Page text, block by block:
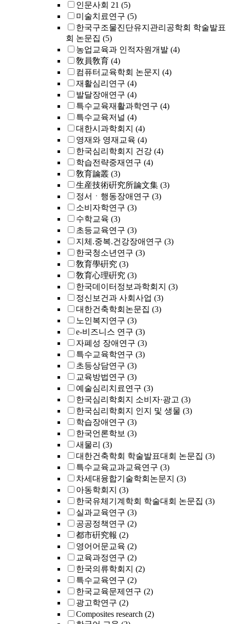
인문사회 21 (5)
미술치료연구 (5)
한국구조물진단유지관리공학회 학술발표
회 논문집 (5)
농업교육과 인적자원개발 (4)
敎員敎育 (4)
컴퓨터교육학회 논문지 (4)
재활심리연구 (4)
발달장애연구 (4)
특수교육재활과학연구 (4)
특수교육저널 (4)
대한시과학회지 (4)
영재와 영재교육 (4)
한국심리학회지 건강 (4)
학습전략중재연구 (4)
敎育論叢 (3)
生産技術硏究所論文集 (3)
정서ㆍ행동장애연구 (3)
소비자학연구 (3)
수학교육 (3)
초등교육연구 (3)
지체.중복.건강장애연구 (3)
한국청소년연구 (3)
敎育學硏究 (3)
敎育心理硏究 (3)
한국데이터정보과학회지 (3)
정신보건과 사회사업 (3)
대한건축학회논문집 (3)
노인복지연구 (3)
e-비즈니스 연구 (3)
자폐성 장애연구 (3)
특수교육학연구 (3)
초등상담연구 (3)
교육방법연구 (3)
예술심리치료연구 (3)
한국심리학회지 소비자·광고 (3)
한국심리학회지 인지 및 생물 (3)
학습장애연구 (3)
한국언론학보 (3)
새물리 (3)
대한건축학회 학술발표대회 논문집 (3)
특수교육교과교육연구 (3)
차세대융합기술학회논문지 (3)
아동학회지 (3)
한국유체기계학회 학술대회 논문집 (3)
실과교육연구 (3)
공공정책연구 (2)
都市硏究報 (2)
영어어문교육 (2)
교육과정연구 (2)
한국의류학회지 (2)
특수교육연구 (2)
한국교육문제연구 (2)
광고학연구 (2)
Composites research (2)